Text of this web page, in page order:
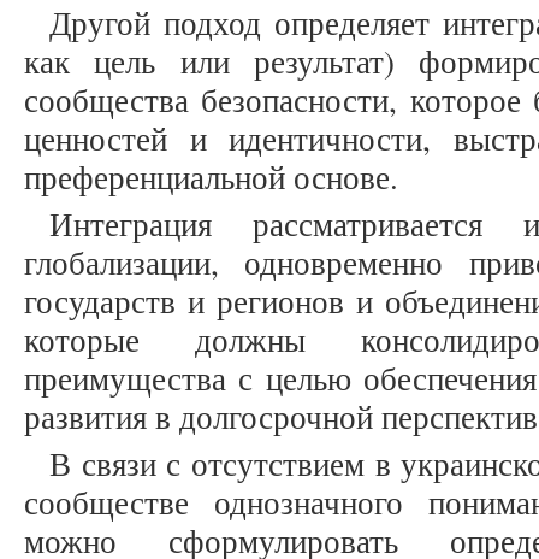
Другой подход определяет
как цель или результат)
сообщества безопасности,
ценностей и идентичности,
преференциальной основе.
Интеграция
глобализации, одновременно
государств и регионов и
которые должны
преимущества с целью
развития в долгосрочной
В связи с отсутствием в
сообществе однозначного
можно сформулировать